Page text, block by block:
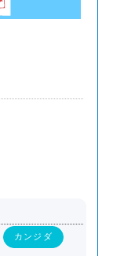
カンジダ